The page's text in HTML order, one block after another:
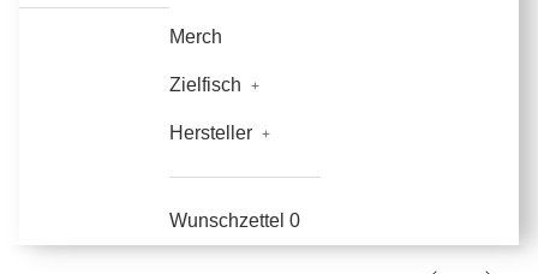
Merch
Zielfisch
Hersteller
Wunschzettel 0